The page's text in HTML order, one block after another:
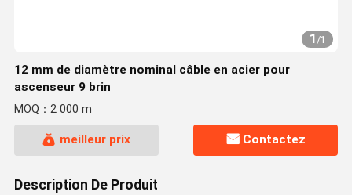
1/1
12 mm de diamètre nominal câble en acier pour
ascenseur 9 brin
MOQ：2 000 m
meilleur prix Contactez
Description De Produit